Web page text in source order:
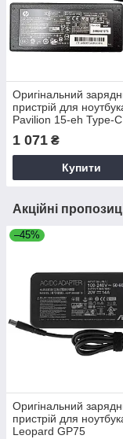
Оригінальний
пристрій для
Pavilion 15-eh Type-C
1 071 ₴
Купити
Акційні
–45%
Оригінальний
пристрій для
Leopard GP75